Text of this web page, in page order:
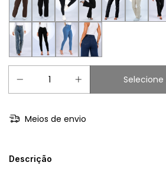
Meios de envio
Descrição